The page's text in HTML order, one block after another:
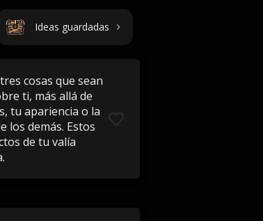
Ideas guardadas
cosas que sean
ti, más allá de
tu apariencia o la
los demás. Estos
de tu valía